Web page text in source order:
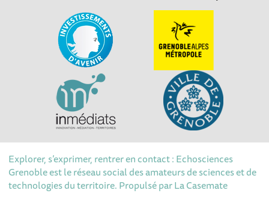
Explorer, s’exprimer, rentrer en contact : Echosciences
Grenoble est le réseau social des amateurs de sciences et de
technologies du territoire. Propulsé parLa Casemate